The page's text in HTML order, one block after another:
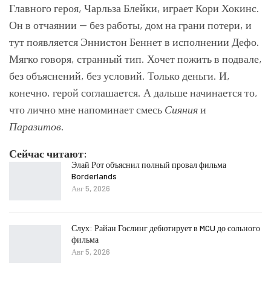
Главного героя, Чарльза Блейки, играет Кори Хокинс.
Он в отчаянии — без работы, дом на грани потери, и
тут появляется Эннистон Беннет в исполнении Дефо.
Мягко говоря, странный тип. Хочет пожить в подвале,
без объяснений, без условий. Только деньги. И,
конечно, герой соглашается. А дальше начинается то,
что лично мне напоминает смесь Сиянияи
Паразитов.
Сейчас читают:
Элай Рот объяснил полный провал фильма
Borderlands
Авг 5, 2026
Слух: Райан Гослинг дебютирует в MCU до сольного
фильма
Авг 5, 2026